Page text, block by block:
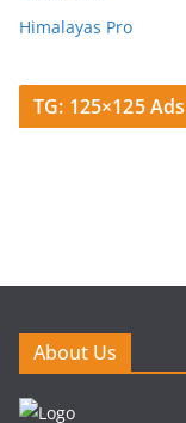
Himalayas Pro
TG: 125×125 Ads
About Us